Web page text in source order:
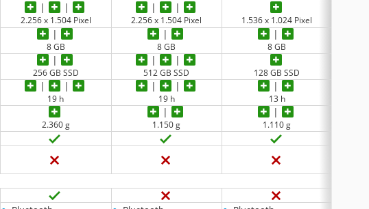
2.256 x 1.504 Pixel 2.256 x 1.504 Pixel 1.536 x 1.024 Pixel
8 GB 8 GB 8 GB
256 GB SSD 512 GB SSD 128 GB SSD
19 h 19 h 13 h
2.360 g 1.150 g 1.110 g